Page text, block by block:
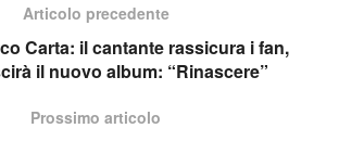
Articolo precedente
Carta: il cantante rassicura i fan,
il nuovo album: “Rinascere”
Prossimo articolo